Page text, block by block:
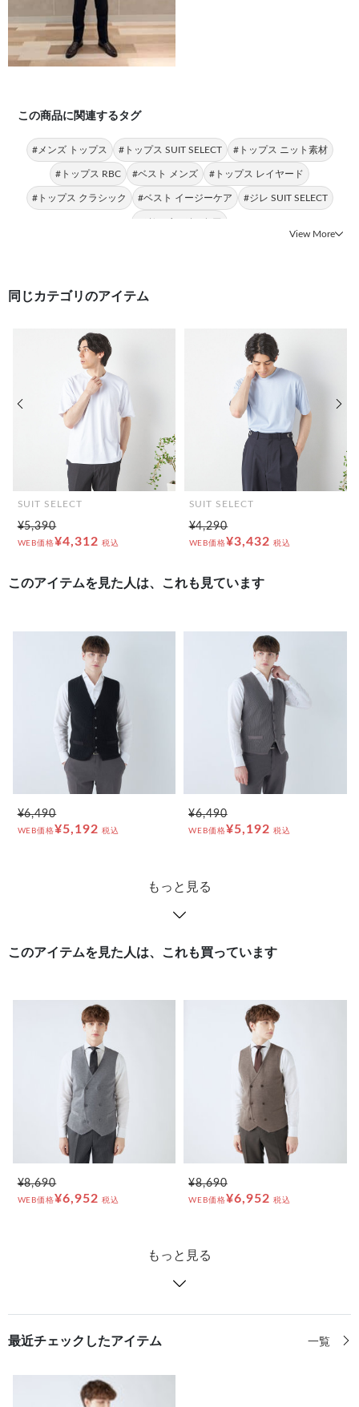
この商品に関連するタグ
#メンズ トップス #トップス SUIT SELECT #トップス ニット素材
#トップス RBC #ベスト メンズ #トップス レイヤード
#トップス クラシック #ベスト イージーケア #ジレ SUIT SELECT
View More
同じカテゴリのアイテム
SUIT SELECT
¥5,390
WEB価格¥4,312 税込
SUIT SELECT
¥4,290
WEB価格¥3,432 税込
前の画像
このアイテムを見た人は、これも見ています
¥6,490
WEB価格¥5,192 税込
¥6,490
WEB価格¥5,192 税込
もっと見る
このアイテムを見た人は、これも買っています
¥8,690
WEB価格¥6,952 税込
¥8,690
WEB価格¥6,952 税込
もっと見る
最近チェックしたアイテム 一覧